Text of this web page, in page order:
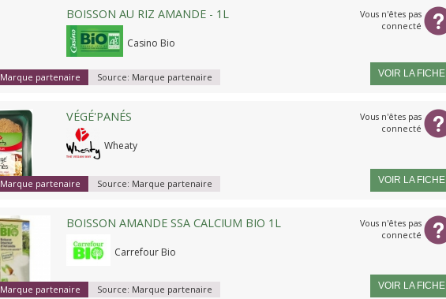
BOISSON AU RIZ AMANDE - 1L
Casino Bio
Marque partenaire Source: Marque partenaire
Vous n'êtes pas
connecté
VOIR LA FICHE
VÉGÉ'PANÉS
Wheaty
Marque partenaire Source: Marque partenaire
Vous n'êtes pas
connecté
VOIR LA FICHE
BOISSON AMANDE SSA CALCIUM BIO 1L
Carrefour Bio
Marque partenaire Source: Marque partenaire
Vous n'êtes pas
connecté
VOIR LA FICHE